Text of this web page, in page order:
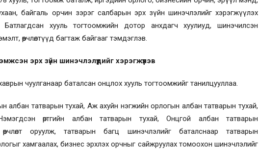
байгаль орчин зэрэг салбарын эрх зүйн шинэчлэлийг хэрэгжүүлэх
Батлагдсан хууль тогтоомжийн дотор анхдагч хуулиуд, шинэчилсэн
өөрчлөлтүүд багтаж байгааг тэмдэглэв.
эрх зүйн шинэчлэлүүдийг хэрэгжүүлэв
чуулганаар баталсан онцлох хууль тогтоомжийг танилцууллаа.
албан татварын тухай, Аж ахуйн нэгжийн орлогын албан татварын тухай,
өртгийн албан татварын тухай, Онцгой албан татварын
оруулж,татварын багц шинэчлэлийгбаталснаар татварын
хамгаалах, бизнес эрхлэх орчныг сайжруулах томоохон шинэчлэлийг